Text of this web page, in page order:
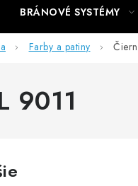
BRÁNOVÉ SYSTÉMY
Farby a patiny
9011